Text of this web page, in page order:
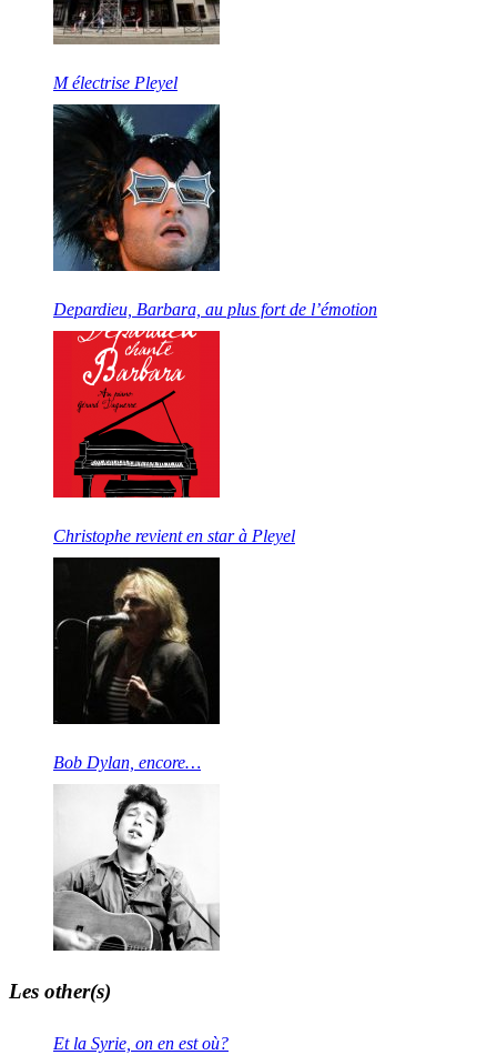
M électrise Pleyel
Depardieu, Barbara, au plus fort de l’émotion
Christophe revient en star à Pleyel
Bob Dylan, encore…
Les other(s)
Et la Syrie, on en est où?